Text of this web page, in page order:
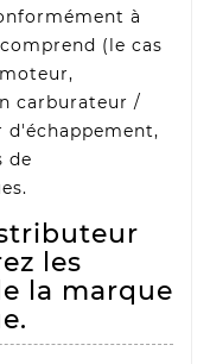
à
(le cas
carburateur /
d'échappement,
de
les
la marque